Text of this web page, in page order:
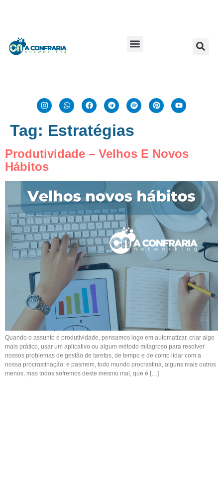
Tag: Estratégias
Produtividade – Velhos E Novos
Hábitos
Quando o assunto é produtividade, pensamos logo em automatizar, criar algo
mais prático, usar um aplicativo ou algum método milagroso para resolver
nossos problemas de gestão de tarefas, de tempo e de como lidar com a
nossa procrastinação; e pasmem, todo mundo procrastina, alguns mais outros
menos, mas todos sofremos deste mesmo mal, que é […]